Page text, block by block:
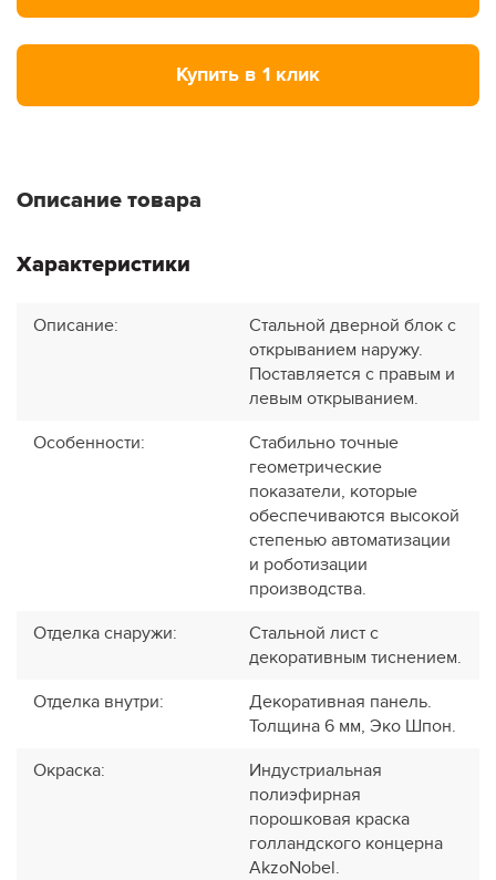
Купить в 1 клик
Описание товара
Характеристики
Описание:
Стальной дверной блок с
открыванием наружу.
Поставляется с правым и
левым открыванием.
Особенности:
Стабильно точные
геометрические
показатели, которые
обеспечиваются высокой
степенью автоматизации
и роботизации
производства.
Отделка снаружи:
Стальной лист с
декоративным тиснением.
Отделка внутри:
Декоративная панель.
Толщина 6 мм, Эко Шпон.
Окраска:
Индустриальная
полиэфирная
порошковая краска
голландского концерна
AkzoNobel.